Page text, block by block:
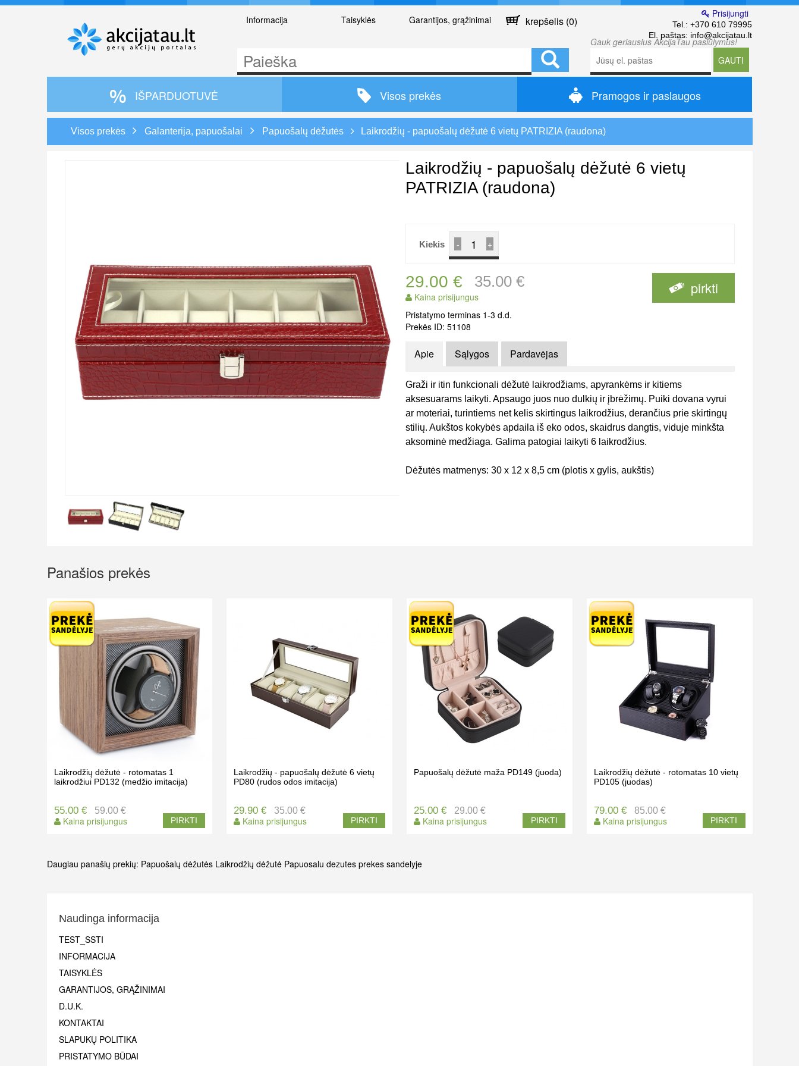
Informacija Taisyklės Garantijos, grąžinimai krepšelis (0)
Prisijungti
Tel.: +370 610 79995
El. paštas: info@akcijatau.lt
Gauk geriausius AkcijaTau pasiūlymus!
GAUTI
IŠPARDUOTUVĖ Visos prekės Pramogos ir paslaugos
Visos prekės Galanterija, papuošalai Papuošalų dėžutės Laikrodžių - papuošalų dėžutė 6 vietų PATRIZIA (raudona)
Laikrodžių - papuošalų dėžutė 6 vietų
PATRIZIA (raudona)
Kiekis - +
29.00 €
Kaina prisijungus
35.00 € pirkti
Pristatymo terminas 1-3 d.d.
Prekės ID: 51108
Apie Sąlygos Pardavėjas
Graži ir itin funkcionali dėžutė laikrodžiams, apyrankėms ir kitiems
aksesuarams laikyti. Apsaugo juos nuo dulkių ir įbrėžimų. Puiki dovana vyrui
ar moteriai, turintiems net kelis skirtingus laikrodžius, derančius prie skirtingų
stilių. Aukštos kokybės apdaila iš eko odos, skaidrus dangtis, viduje minkšta
aksominė medžiaga. Galima patogiai laikyti 6 laikrodžius.
Dėžutės matmenys: 30 x 12 x 8,5 cm (plotis x gylis, aukštis)
Panašios prekės
Laikrodžių dėžutė - rotomatas 1
laikrodžiui PD132 (medžio imitacija)
55.00 €
Kaina prisijungus
59.00 €
PIRKTI
Laikrodžių - papuošalų dėžutė 6 vietų
PD80 (rudos odos imitacija)
29.90 €
Kaina prisijungus
35.00 €
PIRKTI
Papuošalų dėžutė maža PD149 (juoda)
25.00 €
Kaina prisijungus
29.00 €
PIRKTI
Laikrodžių dėžutė - rotomatas 10 vietų
PD105 (juodas)
79.00 €
Kaina prisijungus
85.00 €
PIRKTI
Daugiau panašių prekių: Papuošalų dėžutės Laikrodžių dėžutė Papuosalu dezutes prekes sandelyje
Naudinga informacija
TEST_SSTI
INFORMACIJA
TAISYKLĖS
GARANTIJOS, GRĄŽINIMAI
D.U.K.
KONTAKTAI
SLAPUKŲ POLITIKA
PRISTATYMO BŪDAI